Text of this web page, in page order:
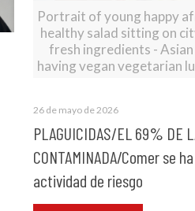
Portrait of young happy
healthy salad sitting on
fresh ingredients -
having vegan vegetarian
26 de mayo de 2026
PLAGUICIDAS/EL 69% DE
CONTAMINADA/Comer se
actividad de riesgo